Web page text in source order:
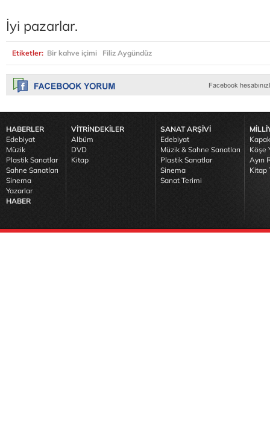
İyi pazarlar.
Etiketler: Bir kahve içimi Filiz Aygündüz
HABERLER
Edebiyat
Müzik
Plastik Sanatlar
Sahne Sanatları
Sinema
Yazarlar
HABER
VİTRİNDEKİLER
Albüm
DVD
Kitap
SANAT ARŞİVİ
Edebiyat
Müzik & Sahne Sanatları
Plastik Sanatlar
Sinema
Sanat Terimi
Köşe
Ayın
Kitap